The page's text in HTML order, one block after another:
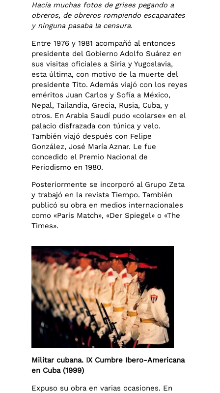
Hacía muchas fotos de grises pegando a
obreros, de obreros rompiendo escaparates
y ninguna pasaba la censura.
Entre 1976 y 1981 acompañó al entonces
presidente del Gobierno Adolfo Suárez en
sus visitas oficiales a Siria y Yugoslavia,
esta última, con motivo de la muerte del
presidente Tito. Además viajó con los reyes
eméritos Juan Carlos y Sofía a México,
Nepal, Tailandia, Grecia, Rusia, Cuba, y
otros. En Arabia Saudí pudo «colarse» en el
palacio disfrazada con túnica y velo.
También viajó después con Felipe
González, José María Aznar. Le fue
concedido el Premio Nacional de
Periodismo en 1980.
Posteriormente se incorporó al Grupo Zeta
y trabajó en la revista Tiempo. También
publicó su obra en medios internacionales
como «Paris Match», «Der Spiegel» o «The
Times».
Militar cubana. IX Cumbre Ibero-Americana
en Cuba (1999)
Expuso su obra en varias ocasiones. En